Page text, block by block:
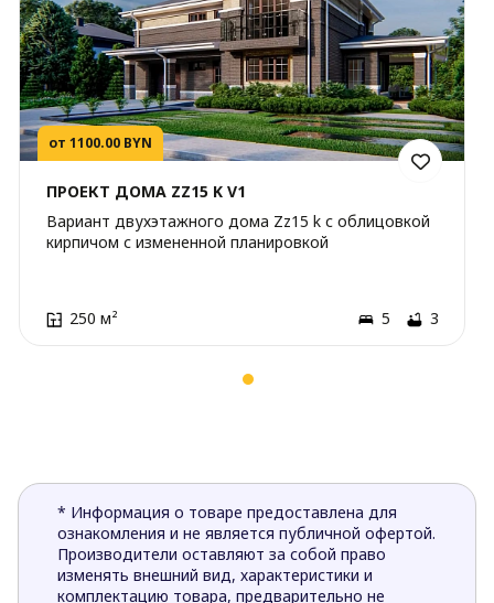
от 1100.00 BYN
ПРОЕКТ ДОМА ZZ15 K V1
Вариант двухэтажного дома Zz15 k с облицовкой
кирпичом с измененной планировкой
250 м² 5 3
* Информация о товаре предоставлена для
ознакомления и не является публичной офертой.
Производители оставляют за собой право
изменять внешний вид, характеристики и
комплектацию товара, предварительно не